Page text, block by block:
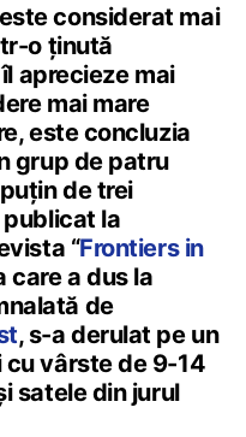
considerat mai
o ținută
aprecieze mai
mai mare
este concluzia
grup de patru
de trei
la
“Frontiers in
care a dus la
de
, s-a derulat pe un
cu vârste de 9-14
satele din jurul